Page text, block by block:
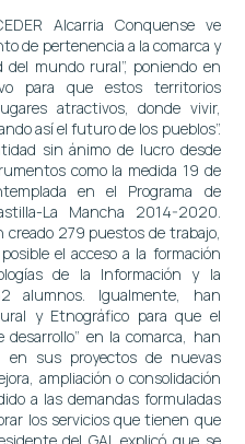
Alcarria Conquense ve
de pertenencia a la comarca y
del mundo rural”, poniendo en
para que estos territorios
atractivos, donde vivir,
así el futuro de los pueblos”.
sin ánimo de lucro desde
como la medida 19 de
en el Programa de
La Mancha 2014-2020.
creado 279 puestos de trabajo,
el acceso a la formación
de la Información y la
alumnos. Igualmente, han
y Etnográfico para que el
en la comarca, han
en sus proyectos de nuevas
ampliación o consolidación
a las demandas formuladas
los servicios que tienen que